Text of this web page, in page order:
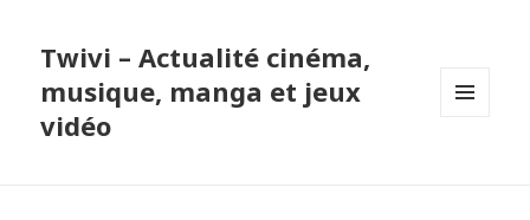
Twivi – Actualité cinéma,
musique, manga et jeux
vidéo